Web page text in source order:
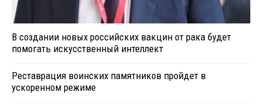
В создании новых российских вакцин от рака будет
помогать искусственный интеллект
Реставрация воинских памятников пройдет в
ускоренном режиме